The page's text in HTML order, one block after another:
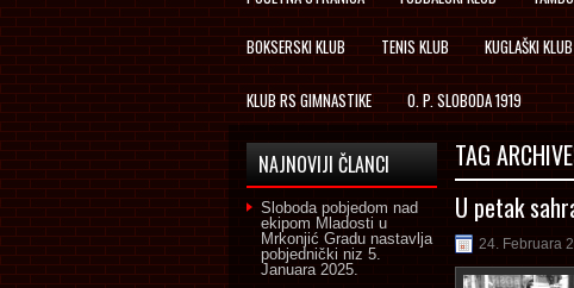
BOKSERSKI KLUB TENIS KLUB KUGLAŠKI KLUB
KLUB RS GIMNASTIKE O. P. SLOBODA 1919
TAG
U petak
24. Februara
NAJNOVIJI ČLANCI
Sloboda pobjedom nad
ekipom Mladosti u
Mrkonjić Gradu nastavlja
pobjednički niz 5.
Januara 2025.